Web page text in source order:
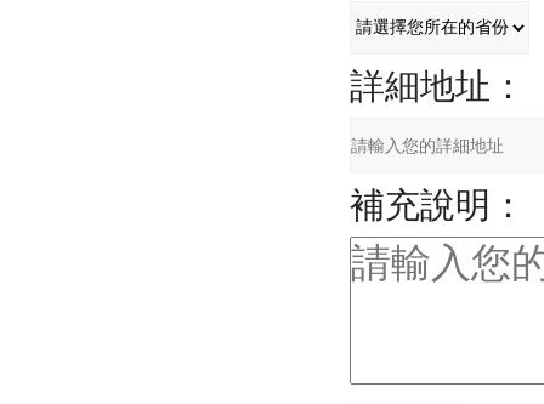
詳細地址：
補充說明：